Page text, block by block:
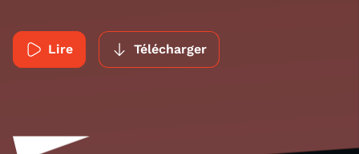
Lire Télécharger